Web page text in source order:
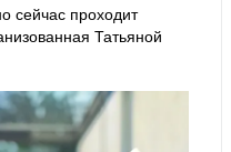
сейчас проходит
Татьяной